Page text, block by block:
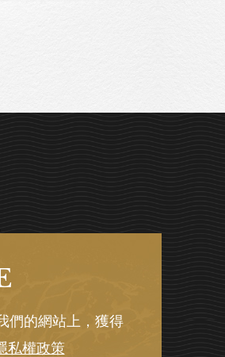
們的網站上，獲得
私權政策